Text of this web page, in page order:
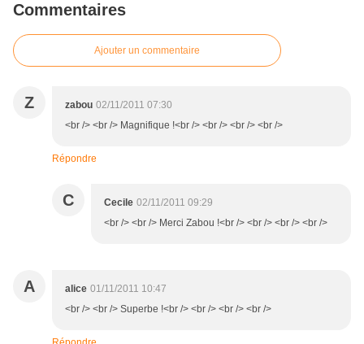
Commentaires
Ajouter un commentaire
Z zabou 02/11/2011 07:30
<br /> <br /> Magnifique !<br /> <br /> <br /> <br />
Répondre
C Cecile 02/11/2011 09:29
<br /> <br /> Merci Zabou !<br /> <br /> <br /> <br />
A alice 01/11/2011 10:47
<br /> <br /> Superbe !<br /> <br /> <br /> <br />